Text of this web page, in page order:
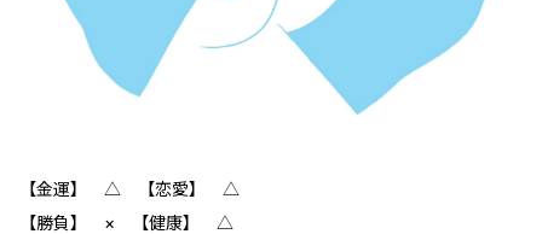
【金運】 △ 【恋愛】 △
【勝負】 × 【健康】 △